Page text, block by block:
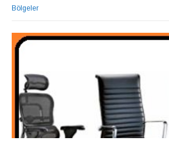
Bölgeler